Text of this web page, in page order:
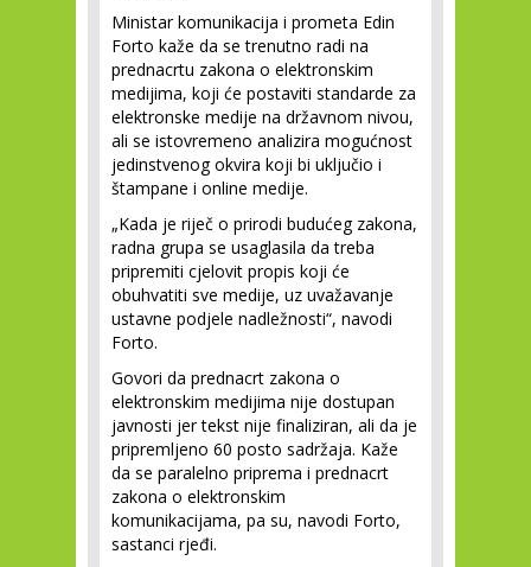
Ministar komunikacija i prometa Edin
Forto kaže da se trenutno radi na
prednacrtu zakona o elektronskim
medijima, koji će postaviti standarde za
elektronske medije na državnom nivou,
ali se istovremeno analizira mogućnost
jedinstvenog okvira koji bi uključio i
štampane i online medije.
„Kada je riječ o prirodi budućeg zakona,
radna grupa se usaglasila da treba
pripremiti cjelovit propis koji će
obuhvatiti sve medije, uz uvažavanje
ustavne podjele nadležnosti“, navodi
Forto.
Govori da prednacrt zakona o
elektronskim medijima nije dostupan
javnosti jer tekst nije finaliziran, ali da je
pripremljeno 60 posto sadržaja. Kaže
da se paralelno priprema i prednacrt
zakona o elektronskim
komunikacijama, pa su, navodi Forto,
sastanci rjeđi.